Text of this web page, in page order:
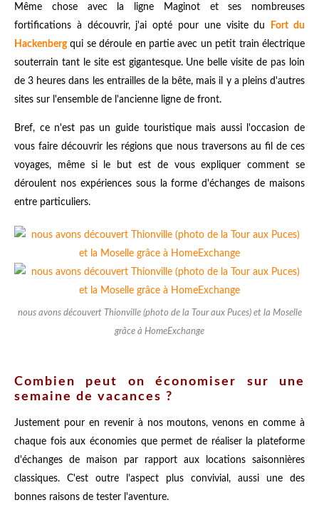
Même chose avec la ligne Maginot et ses nombreuses
fortifications à découvrir, j'ai opté pour une visite du
Fort du
Hackenbergqui se déroule en partie avec un petit train électrique
souterrain tant le site est gigantesque. Une belle visite de pas loin
de 3 heures dans les entrailles de la bête, mais il y a pleins d'autres
sites sur l'ensemble de l'ancienne ligne de front.
Bref, ce n'est pas un guide touristique mais aussi l'occasion de
vous faire découvrir les régions que nous traversons au fil de ces
voyages, même si le but est de vous expliquer comment se
déroulent nos expériences sous la forme d'échanges de maisons
entre particuliers.
nous avons découvert Thionville (photo de la Tour aux Puces) et la Moselle
grâce à HomeExchange
Combien peut on économiser sur une
semaine de vacances ?
Justement pour en revenir à nos moutons, venons en comme à
chaque fois aux économies que permet de réaliser la plateforme
d'échanges de maison par rapport aux locations saisonnières
classiques. C'est outre l'aspect plus convivial, aussi une des
bonnes raisons de tester l'aventure.